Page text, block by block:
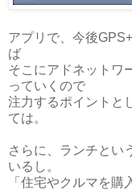
アプリで、今後
ば
そこにアドネットワ
っていくので
注力するポイントと
ては。
さらに、ランチとい
いるし。
「住宅やクルマを購